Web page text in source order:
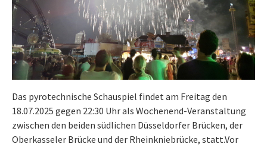
Das pyrotechnische Schauspiel findet am Freitag den
18.07.2025 gegen 22:30 Uhr als Wochenend-Veranstaltung
zwischen den beiden südlichen Düsseldorfer Brücken, der
Oberkasseler Brücke und der Rheinkniebrücke, statt.Vor